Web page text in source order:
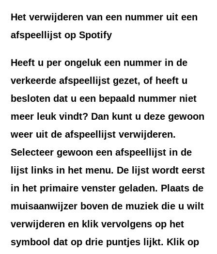
Het verwijderen van een nummer uit een
afspeellijst op Spotify
Heeft u per ongeluk een nummer in de
verkeerde afspeellijst gezet, of heeft u
besloten dat u een bepaald nummer niet
meer leuk vindt? Dan kunt u deze gewoon
weer uit de afspeellijst verwijderen.
Selecteer gewoon een afspeellijst in de
lijst links in het menu. De lijst wordt eerst
in het primaire venster geladen. Plaats de
muisaanwijzer boven de muziek die u wilt
verwijderen en klik vervolgens op het
symbool dat op drie puntjes lijkt. Klik op